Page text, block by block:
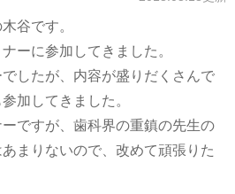
谷です。
ーに参加してきました。
したが、内容が盛りだくさんで
加してきました。
ですが、歯科界の重鎮の先生の
まりないので、改めて頑張りた